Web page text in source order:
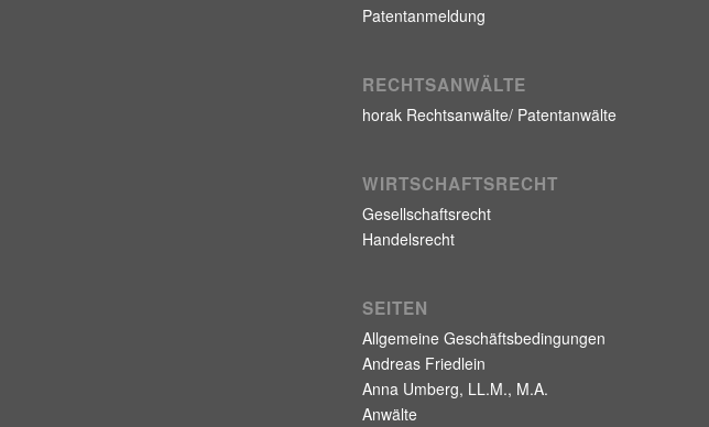
Patentanmeldung
RECHTSANWÄLTE
horak Rechtsanwälte/ Patentanwälte
WIRTSCHAFTSRECHT
Gesellschaftsrecht
Handelsrecht
SEITEN
Allgemeine Geschäftsbedingungen
Andreas Friedlein
Anna Umberg, LL.M., M.A.
Anwälte